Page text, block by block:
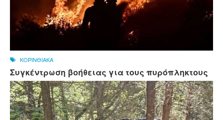
ΚΟΡΙΝΘΙΑΚΑ
Συγκέντρωση βοήθειας για τους πυρόπληκτους